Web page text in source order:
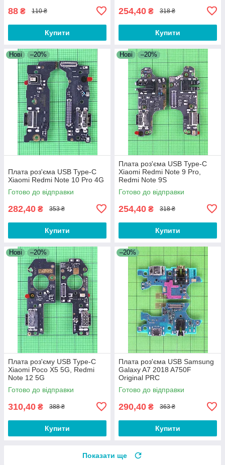
88 ₴ 110 ₴
Купити
254,40 ₴ 318 ₴
Купити
Нові –20%
Плата роз'єма USB Type-C
Xiaomi Redmi Note 10 Pro 4G
Готово до відправки
282,40 ₴ 353 ₴
Купити
Нові –20%
Плата роз'єма USB Type-C
Xiaomi Redmi Note 9 Pro,
Redmi Note 9S
Готово до відправки
254,40 ₴ 318 ₴
Купити
Нові –20%
Плата роз'єму USB Type-C
Xiaomi Poco X5 5G, Redmi
Note 12 5G
Готово до відправки
310,40 ₴ 388 ₴
Купити
–20%
Плата роз'єма USB Samsung
Galaxy A7 2018 A750F
Original PRC
Готово до відправки
290,40 ₴ 363 ₴
Купити
Показати ще